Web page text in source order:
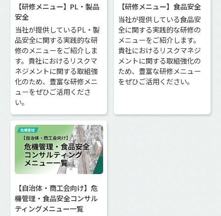
【研修メニュー】PL・製品
安全
当社が提供しているPL・製
品安全に関する実践的な研
修のメニューをご紹介しま
す。貴社におけるリスクマ
ネジメントに関する取組強
化のため、豊富な研修メニ
ューをぜひご活用くださ
い。
【研修メニュー】食品安全
当社が提供している食品安
全に関する実践的な研修の
メニューをご紹介します。
貴社におけるリスクマネジ
メントに関する取組強化の
ため、豊富な研修メニュー
をぜひご活用ください。
【自治体・商工会向け】危
機管理・食品安全コンサル
ティングメニュー一覧